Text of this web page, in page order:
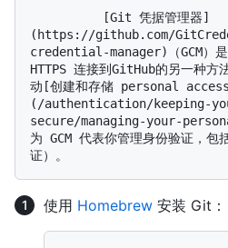
(https://github.com/
credential-manager)（GCM）是
HTTPS 连接到GitHub的另一种方
动[创建和存储 personal
(/authentication/keeping-
secure/managing-your-
为 GCM 代表你管理身份验证，包
使用 Homebrew 安装 Git：